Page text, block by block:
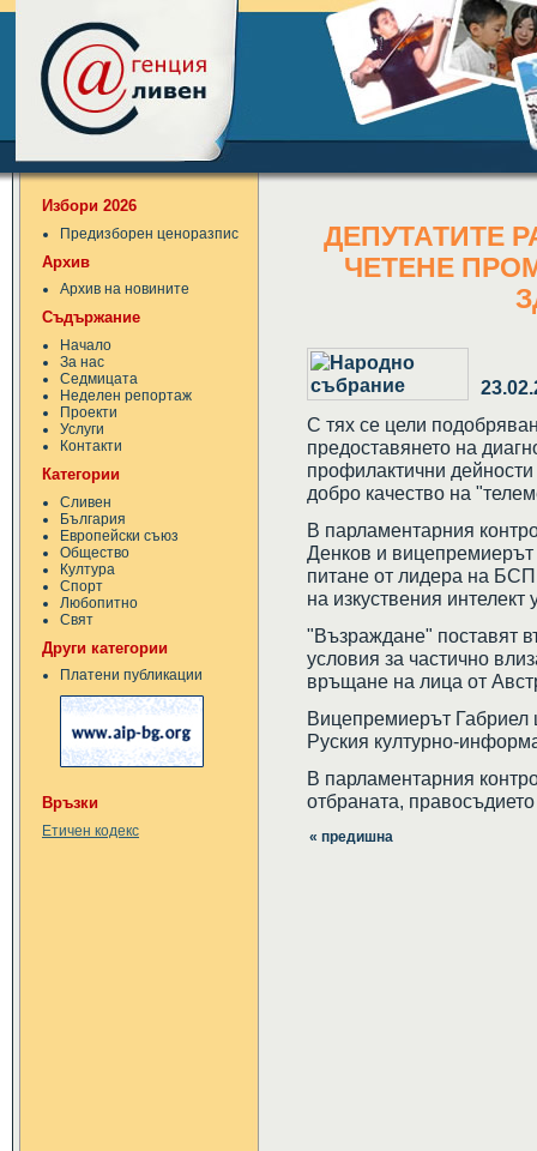
Избори 2026
Предизборен ценоразпис
Архив
Архив на новините
Съдържание
Начало
За нас
Седмицата
Неделен репортаж
Проекти
Услуги
Контакти
Категории
Сливен
България
Европейски съюз
Общество
Култура
Спорт
Любопитно
Свят
Други категории
Платени публикации
Връзки
Етичен кодекс
ДЕПУТАТИТЕ
ЧЕТЕНЕ
С тях се цели
предоставянето на
профилактични
добро качество на
В парламентарния
Денков и
питане от лидера на
на изкуствения интелект
"Възраждане" поставят
условия за частично
връщане на лица от
Вицепремиерът Габриел
Руския културно-
В парламентарния
отбраната,
« предишна